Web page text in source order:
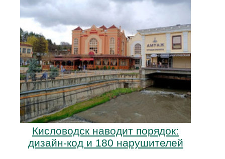
Кисловодск наводит порядок:
дизайн-код и 180 нарушителей